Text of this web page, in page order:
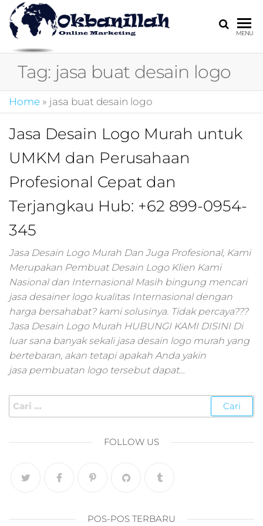
HARGA
MIRING
4.0,jasa digital
kotler,performance
marketing,kotler
digital,marketing
digital social
pemasaran
smm,media
digital,jasa digital
marketing
terbaik,marketing
online offline,jasa
digital marketing
murah,marketing
digital
digital,digital
marketing untuk
umkm,digital
umkm,pemasaran
digital
MENU
Tag: jasa buat desain logo
Home » jasa buat desain logo
Jasa Desain Logo Murah untuk
UMKM dan Perusahaan
Profesional Cepat dan
Terjangkau Hub: +62 899-0954-
345
Jasa Desain Logo Murah Dan Juga Profesional, Kami
Merupakan Pembuat Desain Logo Klien Kami
Nasional dan Internasional Masih bingung mencari
jasa desainer logo kualitas Internasional dengan
harga bersahabat? kami solusinya. Tidak percaya???
Jasa Desain Logo Murah HUBUNGI KAMI DISINI Di
luar sana banyak sekali jasa desain logo murah yang
bertebaran, akan tetapi apakah Anda yakin
jasa pembuatan logo tersebut dapat…
FOLLOW US
POS-POS TERBARU